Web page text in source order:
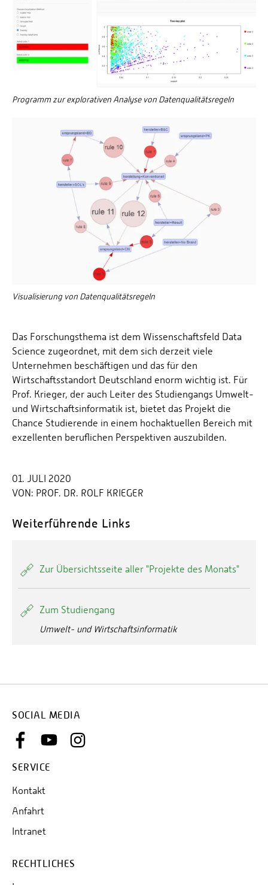
Programm zur explorativen Analyse von Datenqualitätsregeln
Visualisierung von Datenqualitätsregeln
Das Forschungsthema ist dem Wissenschaftsfeld Data
Science zugeordnet, mit dem sich derzeit viele
Unternehmen beschäftigen und das für den
Wirtschaftsstandort Deutschland enorm wichtig ist. Für
Prof. Krieger, der auch Leiter des Studiengangs Umwelt-
und Wirtschaftsinformatik ist, bietet das Projekt die
Chance Studierende in einem hochaktuellen Bereich mit
exzellenten beruflichen Perspektiven auszubilden.
01. JULI 2020
VON: PROF. DR. ROLF KRIEGER
Weiterführende Links
Zur Übersichtsseite aller "Projekte des Monats"
Zum Studiengang
Umwelt- und Wirtschaftsinformatik
SOCIAL MEDIA
SERVICE
Kontakt
Anfahrt
Intranet
RECHTLICHES